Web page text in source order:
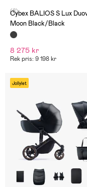
(8)
Cybex BALIOS S Lux
Moon Black/Black
8 275 kr
Rek pris: 9 198 kr
Jollylet